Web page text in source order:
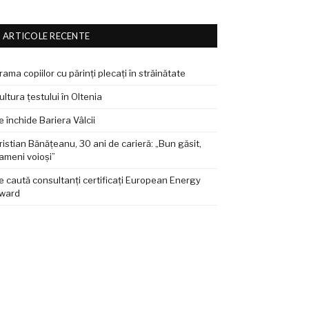
ARTICOLE RECENTE
copiilor cu părinți plecați în străinătate
țestului în Oltenia
închide Bariera Vâlcii
Bănățeanu, 30 ani de carieră: „Bun găsit,
voioși”
caută consultanți certificați European Energy